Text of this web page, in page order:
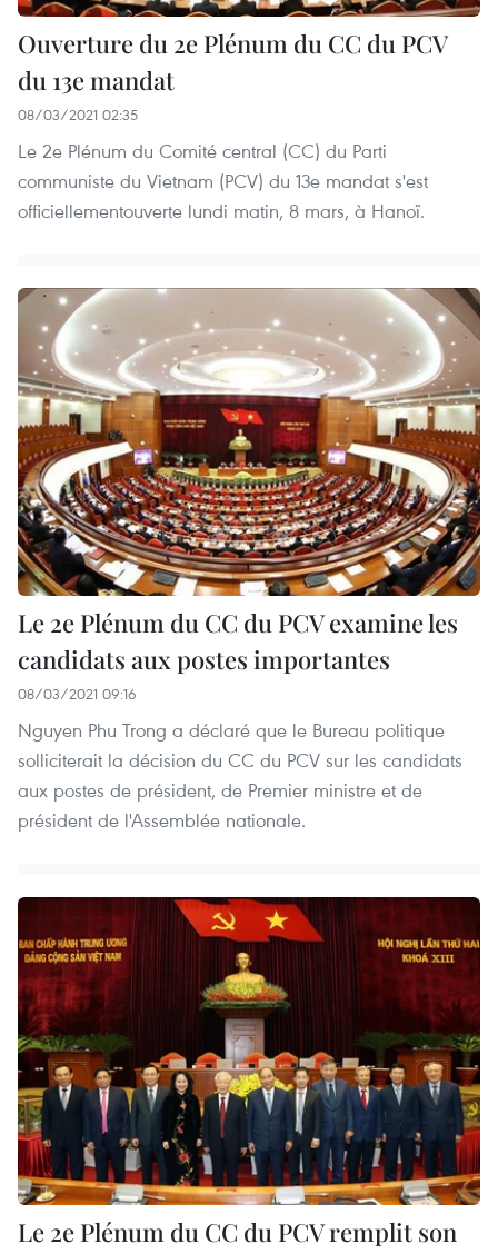
Ouverture du 2e Plénum du CC du PCV
du 13e mandat
08/03/2021 02:35
Le 2e Plénum du Comité central (CC) du Parti
communiste du Vietnam (PCV) du 13e mandat s'est
officiellementouverte lundi matin, 8 mars, à Hanoï.
Le 2e Plénum du CC du PCV examine les
candidats aux postes importantes
08/03/2021 09:16
Nguyen Phu Trong a déclaré que le Bureau politique
solliciterait la décision du CC du PCV sur les candidats
aux postes de président, de Premier ministre et de
président de l'Assemblée nationale.
Le 2e Plénum du CC du PCV remplit son